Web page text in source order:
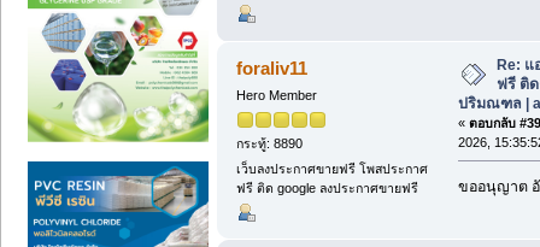
foraliv11
Hero Member
กระทู้: 8890
เว็บลงประกาศขายฟรี โพสประกาศ
ฟรี ติด google ลงประกาศขายฟรี
Re: แ
ฟรี ติ
ปริมณฑล |
« ตอบกลับ
2026,
ขออนุญาต